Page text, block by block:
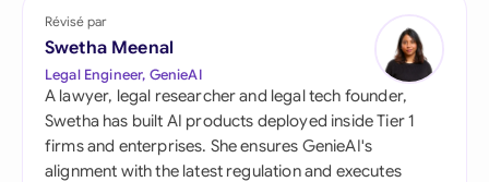
Révisé par
Swetha Meenal
Legal Engineer, GenieAI
A lawyer, legal researcher and legal tech founder,
Swetha has built AI products deployed inside Tier 1
firms and enterprises. She ensures GenieAI's
alignment with the latest regulation and executes